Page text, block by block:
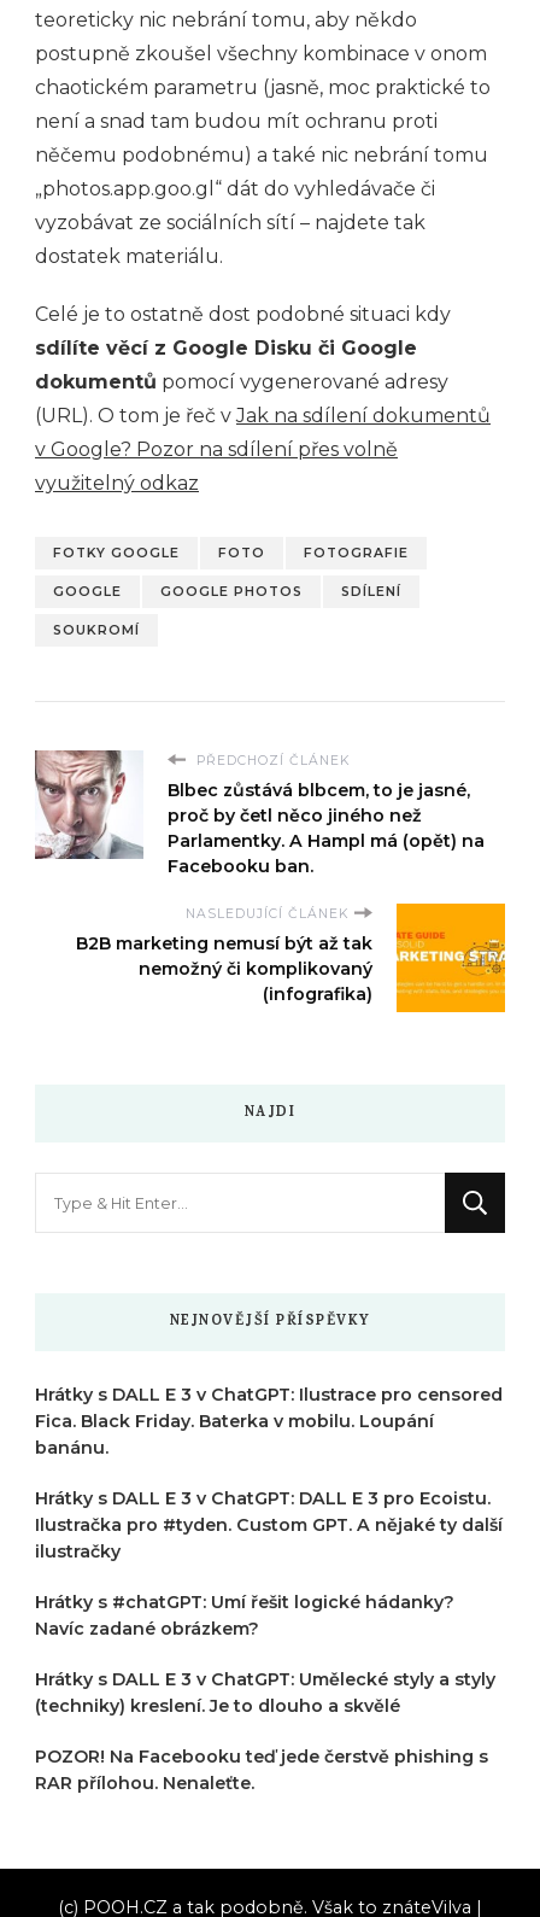
teoreticky nic nebrání tomu, aby někdo
postupně zkoušel všechny kombinace v onom
chaotickém parametru (jasně, moc praktické to
není a snad tam budou mít ochranu proti
něčemu podobnému) a také nic nebrání tomu
„photos.app.goo.gl“ dát do vyhledávače či
vyzobávat ze sociálních sítí – najdete tak
dostatek materiálu.
Celé je to ostatně dost podobné situaci kdy
sdílíte věcí z Google Disku či Google
dokumentů pomocí vygenerované adresy
(URL). O tom je řeč vJak na sdílení dokumentů
v Google? Pozor na sdílení přes volně
využitelný odkaz
FOTKY GOOGLE FOTO FOTOGRAFIE
GOOGLE GOOGLE PHOTOS SDÍLENÍ
SOUKROMÍ
PŘEDCHOZÍ ČLÁNEK
Blbec zůstává blbcem, to je jasné,
proč by četl něco jiného než
Parlamentky. A Hampl má (opět) na
Facebooku ban.
NASLEDUJÍCÍ ČLÁNEK
B2B marketing nemusí být až tak
nemožný či komplikovaný
(infografika)
NAJDI
NEJNOVĚJŠÍ PŘÍSPĚVKY
Hrátky s DALL E 3 v ChatGPT: Ilustrace pro censored
Fica. Black Friday. Baterka v mobilu. Loupání
banánu.
Hrátky s DALL E 3 v ChatGPT: DALL E 3 pro Ecoistu.
Ilustračka pro #tyden. Custom GPT. A nějaké ty další
ilustračky
Hrátky s #chatGPT: Umí řešit logické hádanky?
Navíc zadané obrázkem?
Hrátky s DALL E 3 v ChatGPT: Umělecké styly a styly
(techniky) kreslení. Je to dlouho a skvělé
POZOR! Na Facebooku teď jede čerstvě phishing s
RAR přílohou. Nenaleťte.
(c) POOH.CZ a tak podobně. Však to znáteVilva |